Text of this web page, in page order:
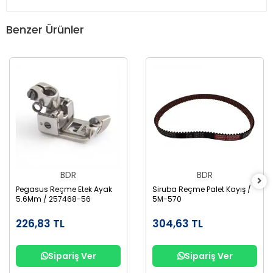
Benzer Ürünler
BDR
Pegasus Reçme Etek Ayak
5.6Mm / 257468-56
226,83 TL
Sipariş Ver
BDR
Siruba Reçme Palet Kayış /
5M-570
304,63 TL
Sipariş Ver